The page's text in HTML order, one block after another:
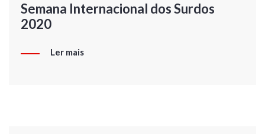
Semana Internacional dos Surdos
2020
Ler mais